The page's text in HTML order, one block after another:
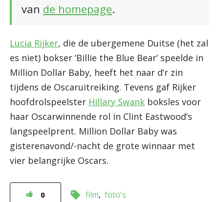
van de homepage.
Lucia Rijker, die de ubergemene Duitse (het zal
es niet) bokser ‘Billie the Blue Bear’ speelde in
Million Dollar Baby, heeft het naar d’r zin
tijdens de Oscaruitreiking. Tevens gaf Rijker
hoofdrolspeelster Hillary Swank boksles voor
haar Oscarwinnende rol in Clint Eastwood’s
langspeelprent. Million Dollar Baby was
gisterenavond/-nacht de grote winnaar met
vier belangrijke Oscars.
0 film foto's